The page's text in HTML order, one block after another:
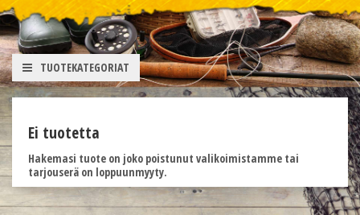
TUOTEKATEGORIAT
Ei tuotetta
Hakemasi tuote on joko poistunut valikoimistamme tai
tarjouserä on loppuunmyyty.